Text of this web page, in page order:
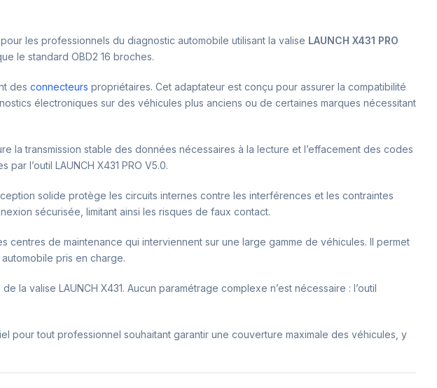
les professionnels du diagnostic automobile utilisant la valise LAUNCH X431 PRO
le standard OBD2 16 broches.
des connecteurs propriétaires. Cet adaptateur est conçu pour assurer la compatibilité
électroniques sur des véhicules plus anciens ou de certaines marques nécessitant
la transmission stable des données nécessaires à la lecture et l’effacement des codes
l’outil LAUNCH X431 PRO V5.0.
solide protège les circuits internes contre les interférences et les contraintes
sécurisée, limitant ainsi les risques de faux contact.
de maintenance qui interviennent sur une large gamme de véhicules. Il permet
pris en charge.
valise LAUNCH X431. Aucun paramétrage complexe n’est nécessaire : l’outil
pour tout professionnel souhaitant garantir une couverture maximale des véhicules, y